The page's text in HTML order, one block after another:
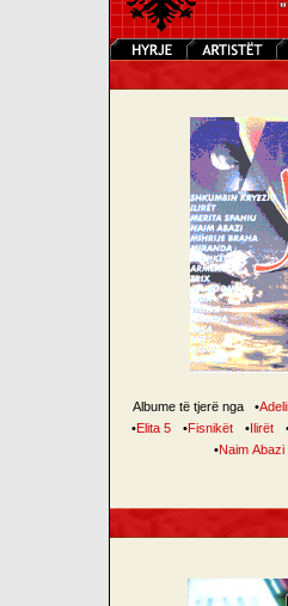
Albume të tjerë nga •
•Elita 5 •Fisnikët •Ilirët
•Naim Abazi